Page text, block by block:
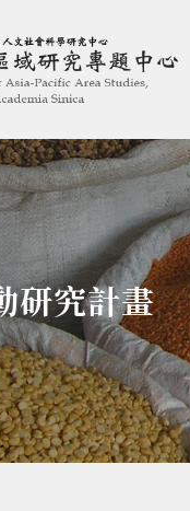
究專題
研究計畫